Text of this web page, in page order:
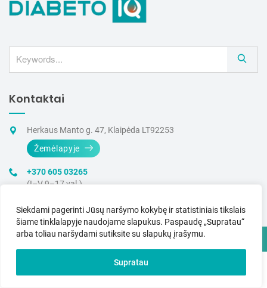
Siekdami pagerinti Jūsų naršymo kokybę ir statistiniais tikslais
šiame tinklalapyje naudojame slapukus. Paspaudę „Supratau“
arba toliau naršydami sutiksite su slapukų įrašymu.
Supratau
e
Kontaktai
Herkaus Manto g. 47, Klaipėda LT92253
Žemėlapyje
+370 605 03265
(I–V 9–17 val.)
© 2025 Klubas „Diabeto IQ“ – Visos teisės saugomos.